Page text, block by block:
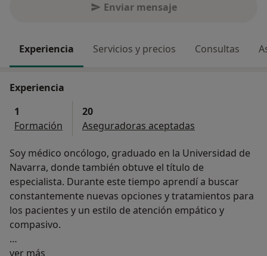
Enviar mensaje
Experiencia Servicios y precios Consultas
Experiencia
1
Formación
20
Aseguradoras aceptadas
Soy médico oncólogo, graduado en la Universidad de
Navarra, donde también obtuve el título de
especialista. Durante este tiempo aprendí a buscar
constantemente nuevas opciones y tratamientos para
los pacientes y un estilo de atención empático y
compasivo.
Mi primer puesto como especialista fue en el Hospital
ver más